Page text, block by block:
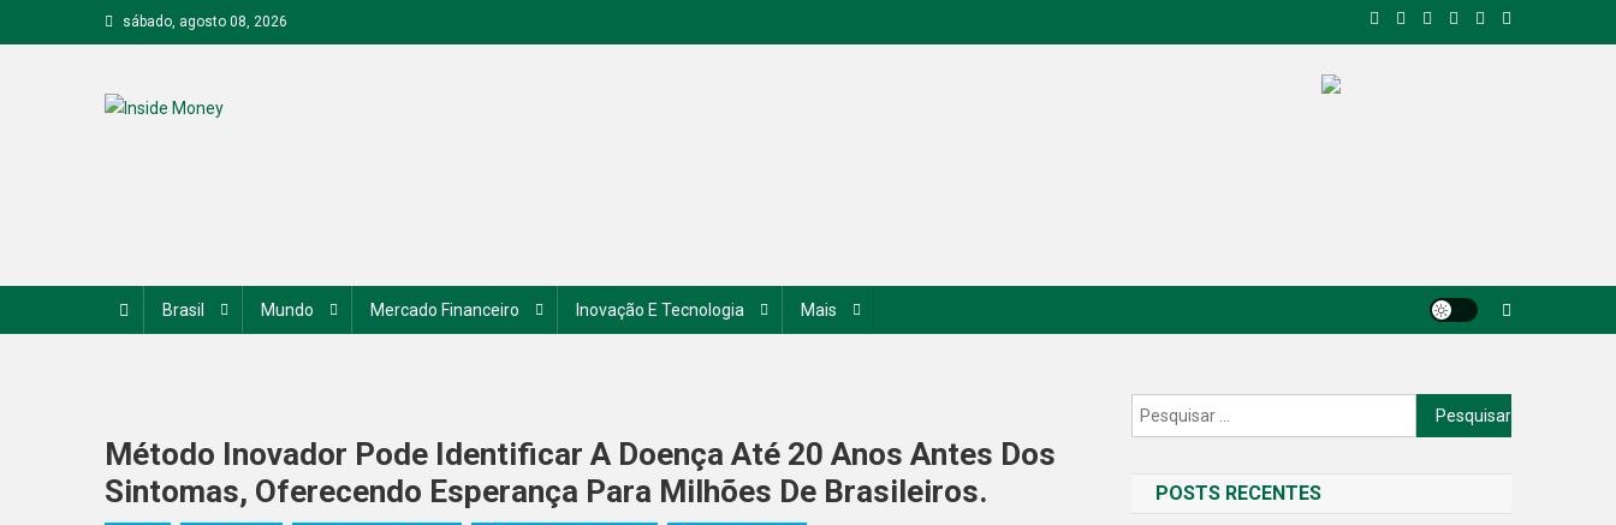
to
sábado, agosto 08, 2026
Brasil Mundo Mercado Financeiro Inovação E Tecnologia Mais
Método Inovador Pode Identificar A Doença Até 20 Anos Antes Dos
Sintomas, Oferecendo Esperança Para Milhões De Brasileiros.
Pesquisar
por:
POSTS RECENTES